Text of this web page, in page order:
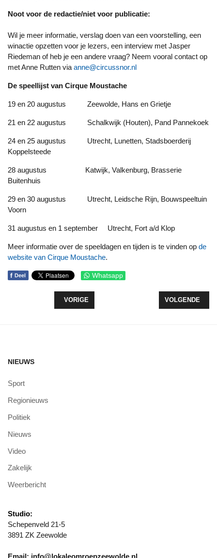
Noot voor de redactie/niet voor publicatie:
Wil je meer informatie, verslag doen van een voorstelling, een
winactie opzetten voor je lezers, een interview met Jasper
Riedeman of heb je een andere vraag? Neem vooral contact op
met Anne Rutten via anne@circussnor.nl
De speellijst van Cirque Moustache
19 en 20 augustus Zeewolde, Hans en Grietje
21 en 22 augustus Schalkwijk (Houten), Pand Pannekoek
24 en 25 augustus Utrecht, Lunetten, Stadsboerderij
Koppelsteede
28 augustus Katwijk, Valkenburg, Brasserie
Buitenhuis
29 en 30 augustus Utrecht, Leidsche Rijn, Bouwspeeltuin
Voorn
31 augustus en 1 september Utrecht, Fort a/d Klop
Meer informatie over de speeldagen en tijden is te vinden op de
website van Cirque Moustache.
f Deel Whatsapp
VORIG ARTIKEL: JUWELIER HOEKSTRA IN GOUD
VORIGE VOLGENDE
VOLGENDE
NIEUWS
Sport
Regionieuws
Politiek
Nieuws
Video
Zakelijk
Weerbericht
Studio:
Schepenveld 21-5
3891 ZK Zeewolde